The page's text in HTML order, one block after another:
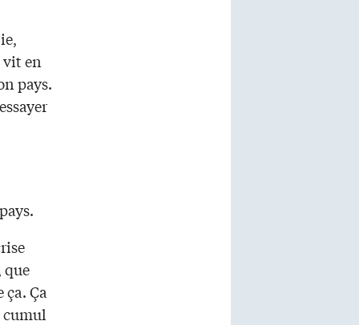
vit en
pays.
que
Ça
cumul